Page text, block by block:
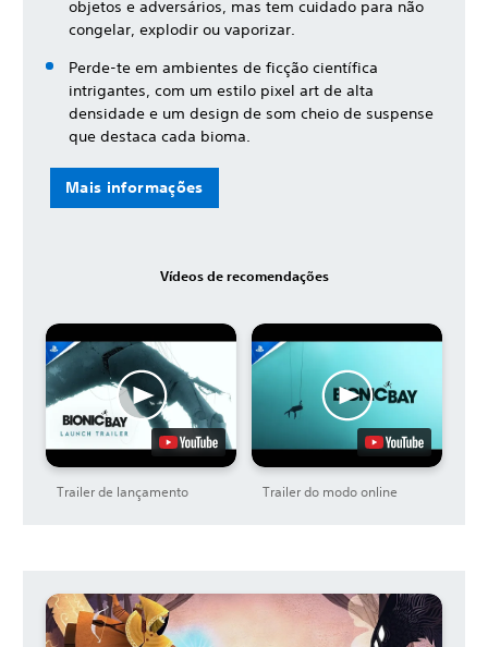
objetos e adversários, mas tem cuidado para não
congelar, explodir ou vaporizar.
Perde-te em ambientes de ficção científica
intrigantes, com um estilo pixel art de alta
densidade e um design de som cheio de suspense
que destaca cada bioma.
Mais informações
Vídeos de recomendações
Trailer de lançamento Trailer do modo online